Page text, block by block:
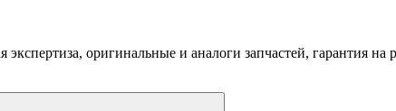
оригинальные и аналоги запчастей, гарантия